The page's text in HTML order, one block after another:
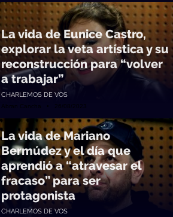
La vida de Eunice Castro,
explorar la veta artística y su
reconstrucción para “volver
a trabajar”
CHARLEMOS DE VOS
Abran Cancha • 26/08/2023
La vida de Mariano
Bermúdez y el día que
aprendió a “atravesar el
fracaso” para ser
protagonista
CHARLEMOS DE VOS